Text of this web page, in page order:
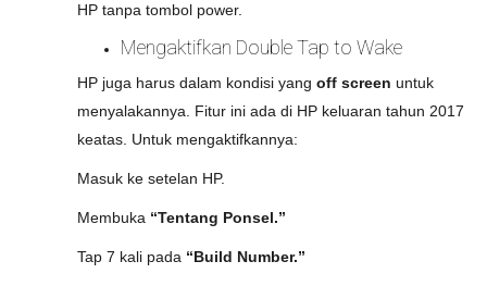
HP tanpa tombol power.
Mengaktifkan Double Tap to Wake
HP juga harus dalam kondisi yang off screen untuk
menyalakannya. Fitur ini ada di HP keluaran tahun 2017
keatas. Untuk mengaktifkannya:
Masuk ke setelan HP.
Membuka “Tentang Ponsel.”
Tap 7 kali pada “Build Number.”